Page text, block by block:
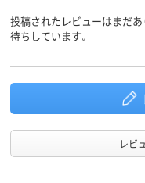
投稿されたレビューはまだ
待ちしています。
レビ